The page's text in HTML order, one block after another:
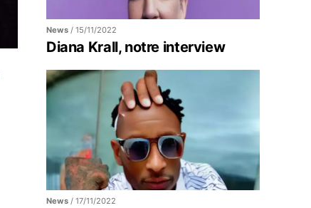
News / 15/11/2022
Diana Krall, notre interview
News / 17/11/2022